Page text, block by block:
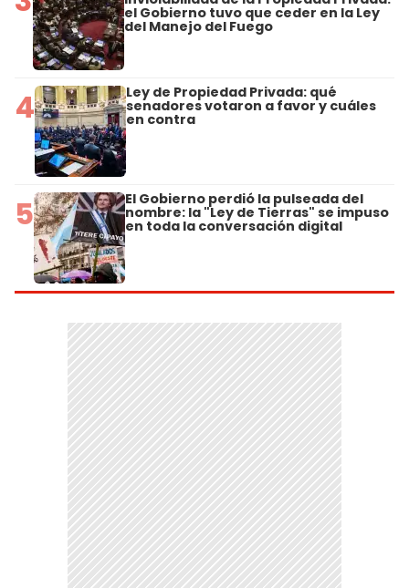
el Gobierno tuvo que ceder en la Ley
del Manejo del Fuego
4 Ley de Propiedad Privada: qué
senadores votaron a favor y cuáles
en contra
5 El Gobierno perdió la pulseada del
nombre: la "Ley de Tierras" se impuso
en toda la conversación digital